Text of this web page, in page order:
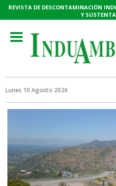
REVISTA DE DESCONTAMINACIÓN
Y
Toggle
navigation
Lunes 10 Agosto 2026